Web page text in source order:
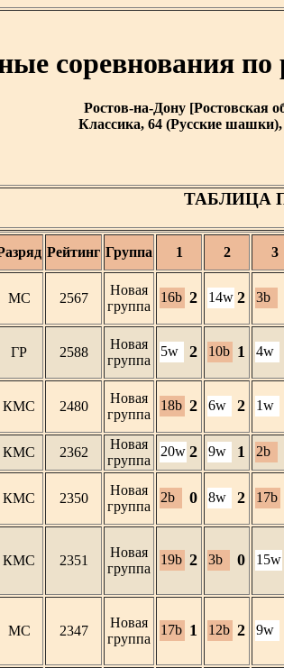
соревнования
Ростов-на-Дону [Ростовская
Классика, 64 (Русские
ТАБЛИЦА
Рейтинг Группа 1 2 3
МС 2567
Новая
группа
16b 2 14w 2 3b
ГР 2588
Новая
группа
5w 2 10b 1 4w
КМС 2480
Новая
группа
18b 2 6w 2 1w
КМС 2362
Новая
группа
20w 2 9w 1 2b
КМС 2350
Новая
группа
2b 0 8w 2 17b
КМС 2351
Новая
группа
19b 2 3b 0 15w
МС 2347
Новая
группа
17b 1 12b 2 9w